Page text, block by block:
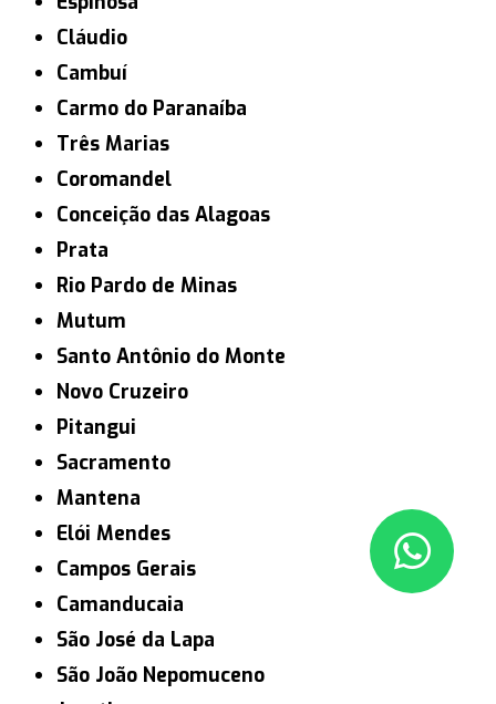
Cláudio
Cambuí
Carmo do Paranaíba
Três Marias
Coromandel
Conceição das Alagoas
Prata
Rio Pardo de Minas
Mutum
Santo Antônio do Monte
Novo Cruzeiro
Pitangui
Sacramento
Mantena
Elói Mendes
Campos Gerais
Camanducaia
São José da Lapa
São João Nepomuceno